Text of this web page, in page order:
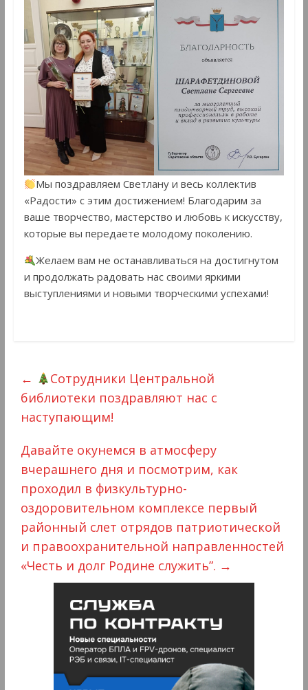
Мы поздравляем Светлану и весь коллектив
«Радости» с этим достижением! Благодарим за
ваше творчество, мастерство и любовь к искусству,
которые вы передаете молодому поколению.
Желаем вам не останавливаться на достигнутом
и продолжать радовать нас своими яркими
выступлениями и новыми творческими успехами!
←
Сотрудники Центральной
библиотеки поздравляют нас с
наступающим!
Давайте окунемся в атмосферу
вчерашнего дня и посмотрим, как
проходил в физкультурно-
оздоровительном комплексе первый
районный слет отрядов патриотической
и правоохранительной направленностей
«Честь и долг Родине служить”. →